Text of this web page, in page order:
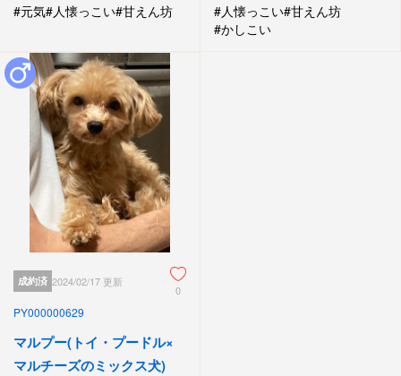
#元気#人懐っこい#甘えん坊 #人懐っこい#甘えん坊
#かしこい
成約済 2024/02/17 更新
0
PY000000629
マルプー(トイ・プードル×
マルチーズのミックス犬)